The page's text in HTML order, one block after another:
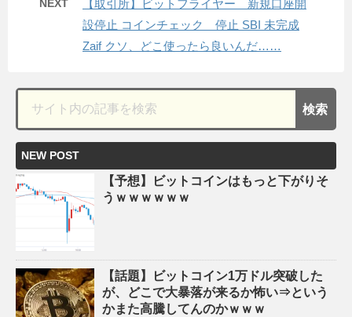
NEXT
【取引所】ビットフライヤー 新規口座開
設停止 コインチェック 停止 SBI 未完成
Zaif クソ、どこ使ったら良いんだ……
NEW POST
【予想】ビットコインはもっと下がりそ
うｗｗｗｗｗｗ
【話題】ビットコイン1万ドル突破した
が、どこで大暴落が来るか怖い⇒という
かまた高騰してんのかｗｗｗ